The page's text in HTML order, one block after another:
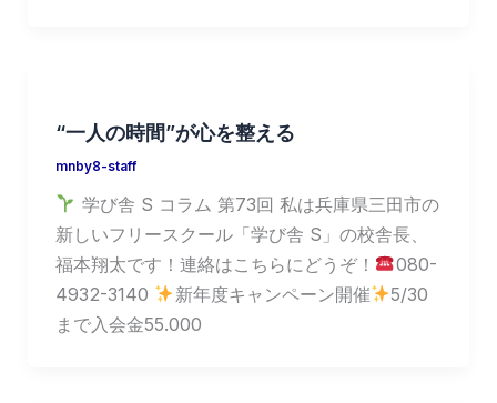
“一人の時間”が心を整える
mnby8-staff
学び舎 S コラム 第73回 私は兵庫県三田市の
新しいフリースクール「学び舎 S」の校舎長、
福本翔太です！連絡はこちらにどうぞ！
080-
4932-3140
新年度キャンペーン開催
5/30
まで入会金55.000